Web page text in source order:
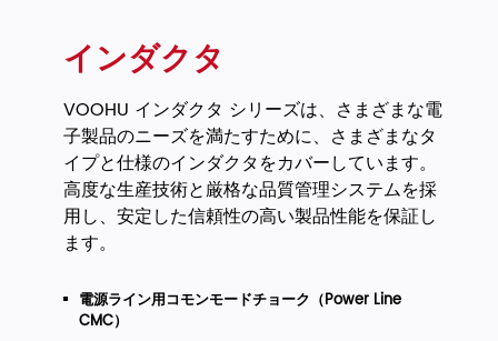
インダクタ
VOOHU インダクタ シリーズは、さまざまな電
子製品のニーズを満たすために、さまざまなタ
イプと仕様のインダクタをカバーしています。
高度な生産技術と厳格な品質管理システムを採
用し、安定した信頼性の高い製品性能を保証し
ます。
電源ライン用コモンモードチョーク（Power Line
CMC）